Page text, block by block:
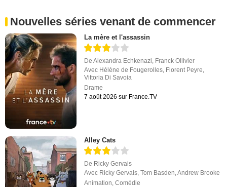
Nouvelles séries venant de commencer
La mère et l'assassin
DeAlexandra Echkenazi Franck Ollivier
Avec Hélène de Fougerolles Florent Peyre
Vittoria Di Savoia
Drame
7 août 2026 sur France.TV
Alley Cats
De Ricky Gervais
Avec Ricky Gervais,Tom Basden,Andrew Brooke
Animation,Comédie